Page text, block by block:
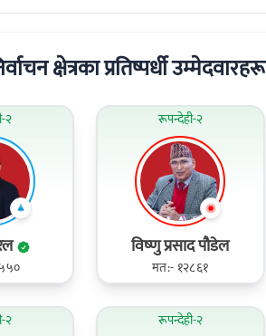
क्षेत्रका प्रतिष्पर्धी उम्मेदवारहरू
२ रूपन्देही-२
विष्‍णु प्रसाद पौडेल
मत:- १२८६१
२ रूपन्देही-२